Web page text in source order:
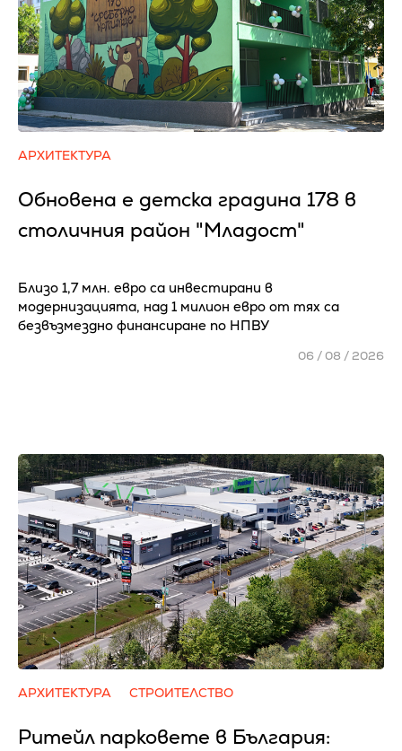
АРХИТЕКТУРА
Обновена е детска градина 178 в
столичния район "Младост"
Близо 1,7 млн. евро са инвестирани в
модернизацията, над 1 милион евро от тях са
безвъзмездно финансиране по НПВУ
06 / 08 / 2026
АРХИТЕКТУРА СТРОИТЕЛСТВО
Ритейл парковете в България: